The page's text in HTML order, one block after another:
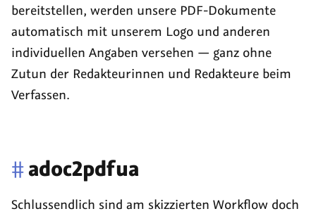
bereitstellen, werden unsere PDF-Dokumente
automatisch mit unserem Logo und anderen
individuellen Angaben versehen — ganz ohne
Zutun der Redakteurinnen und Redakteure beim
Verfassen.
#adoc2pdfua
Schlussendlich sind am skizzierten Workflow doch